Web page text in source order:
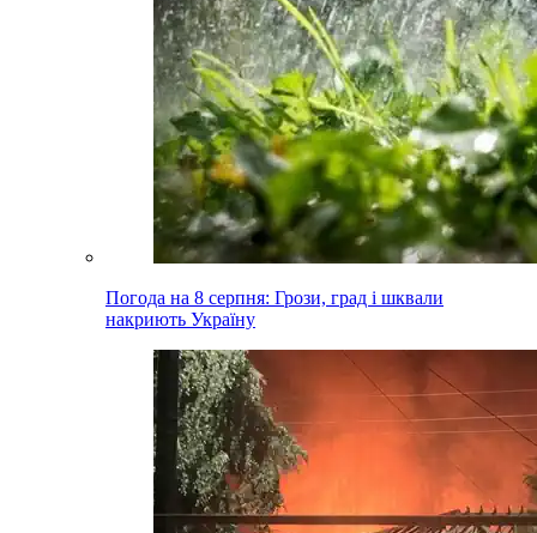
Погода на 8 серпня: Грози, град і шквали
накриють Україну